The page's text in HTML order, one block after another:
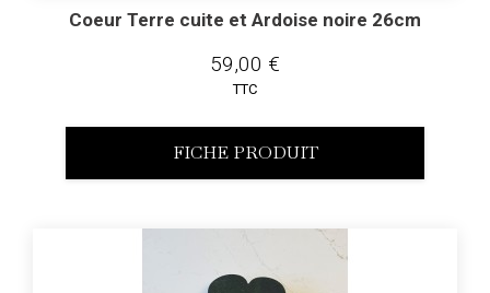
Coeur Terre cuite et Ardoise noire 26cm
59,00 €
TTC
FICHE PRODUIT